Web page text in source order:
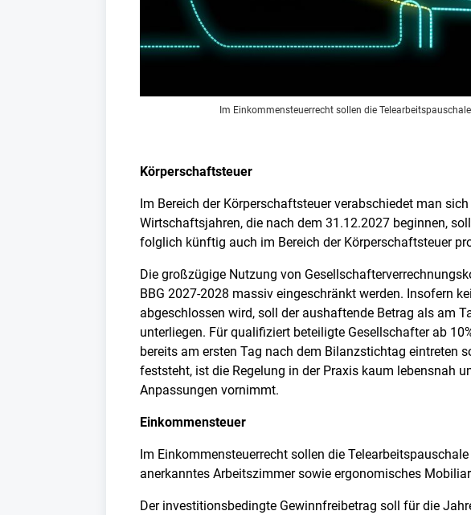
Im Einkommensteuerrecht sollen die
Körperschaftsteuer
Im Bereich der Körperschaftsteuer verabschiedet man
Wirtschaftsjahren, die nach dem 31.12.2027 beginnen,
folglich künftig auch im Bereich der Körperschaftsteuer
Die großzügige Nutzung von
BBG 2027-2028 massiv eingeschränkt werden. Insofern
abgeschlossen wird, soll der aushaftende Betrag als am
unterliegen. Für qualifiziert beteiligte Gesellschafter ab
bereits am ersten Tag nach dem Bilanzstichtag eintreten
feststeht, ist die Regelung in der Praxis kaum lebensnah
Anpassungen vornimmt.
Einkommensteuer
Im Einkommensteuerrecht sollen die
anerkanntes Arbeitszimmer sowie ergonomisches
Der investitionsbedingte Gewinnfreibetrag soll für die